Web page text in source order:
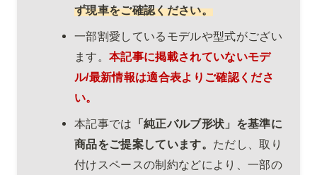
ず現車をご確認ください。
一部割愛しているモデルや型式がござい
ます。 本記事に掲載されていないモデ
ル/最新情報は適合表よりご確認くださ
い。
本記事では 「純正バルブ形状」を基準に
商品をご提案しています。 ただし、取り
付けスペースの制約などにより、一部の